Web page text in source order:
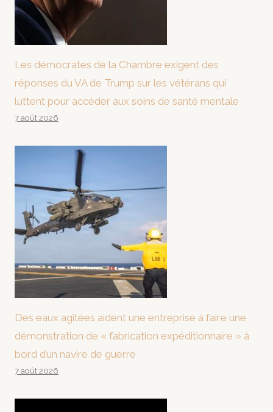
Les démocrates de la Chambre exigent des
réponses du VA de Trump sur les vétérans qui
luttent pour accéder aux soins de santé mentale
7 août 2026
Des eaux agitées aident une entreprise à faire une
démonstration de « fabrication expéditionnaire » à
bord d’un navire de guerre
7 août 2026